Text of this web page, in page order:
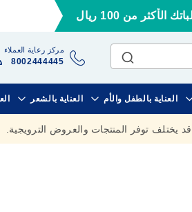
من 100 ريال
مركز رعاية العملاء
8002444445
العناية بالطفل والأم العناية بالشعر
قد يختلف توفر المنتجات والعروض الترويجية.